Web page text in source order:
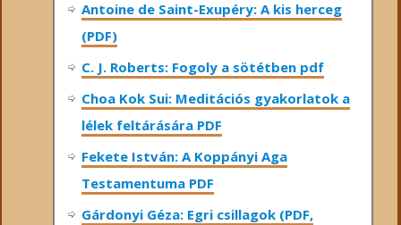
Antoine de Saint-Exupéry: A kis herceg
(PDF)
C. J. Roberts: Fogoly a sötétben pdf
Choa Kok Sui: Meditációs gyakorlatok a
lélek feltárására PDF
Fekete István: A Koppányi Aga
Testamentuma PDF
Gárdonyi Géza: Egri csillagok (PDF,